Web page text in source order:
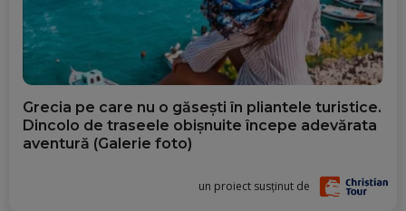
Grecia pe care nu o găsești în pliantele turistice.
Dincolo de traseele obișnuite începe adevărata
aventură (Galerie foto)
un proiect susținut de